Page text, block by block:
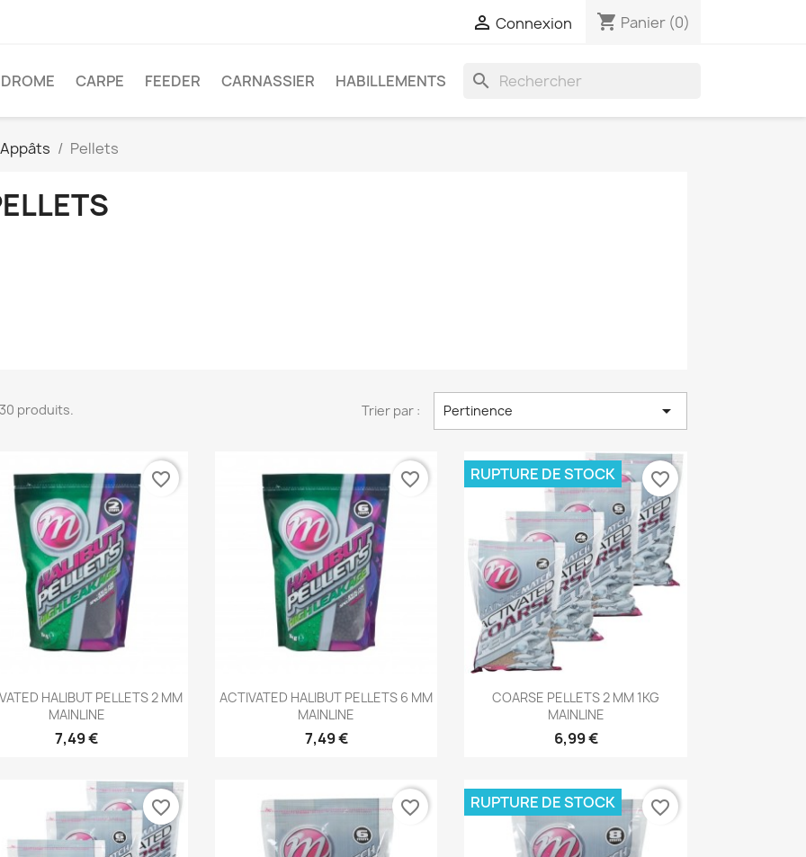
 Connexion shopping_cart Panier (0)
CARPE FEEDER CARNASSIER HABILLEMENTS search
Appâts Pellets
produits. Trier par : Pertinence 
Aperçu rapide
HALIBUT PELLETS 2 MM
MAINLINE
7,49 €
favorite_border
Aperçu rapide
ACTIVATED HALIBUT PELLETS 6 MM
MAINLINE
7,49 €
favorite_border
Aperçu rapide
COARSE PELLETS 2 MM 1KG
MAINLINE
6,99 €
RUPTURE DE STOCK favorite_border
favorite_border favorite_border RUPTURE DE STOCK favorite_border